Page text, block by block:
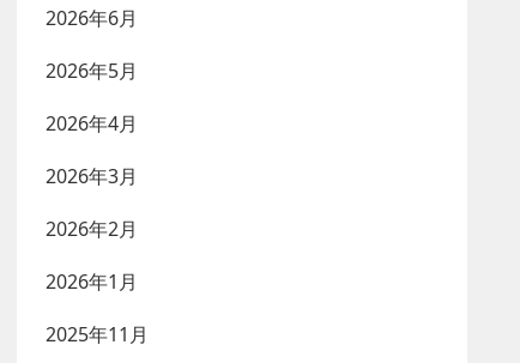
2026年6月
2026年5月
2026年4月
2026年3月
2026年2月
2026年1月
2025年11月